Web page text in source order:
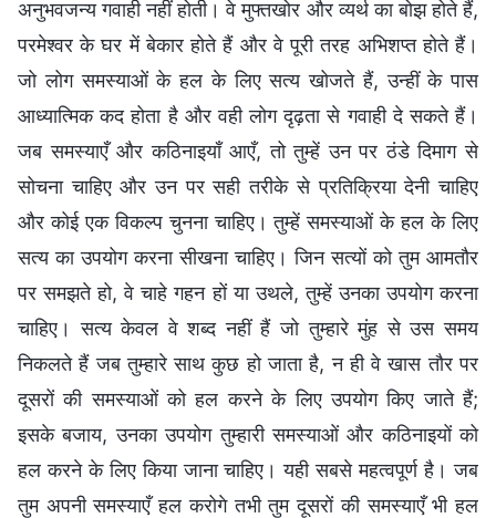
अनुभवजन्य गवाही नहीं होती। वे मुफ्तखोर और व्यर्थ का बोझ होते हैं,
परमेश्वर के घर में बेकार होते हैं और वे पूरी तरह अभिशप्त होते हैं।
जो लोग समस्याओं के हल के लिए सत्य खोजते हैं, उन्हीं के पास
आध्यात्मिक कद होता है और वही लोग दृढ़ता से गवाही दे सकते हैं।
जब समस्याएँ और कठिनाइयाँ आएँ, तो तुम्हें उन पर ठंडे दिमाग से
सोचना चाहिए और उन पर सही तरीके से प्रतिक्रिया देनी चाहिए
और कोई एक विकल्प चुनना चाहिए। तुम्हें समस्याओं के हल के लिए
सत्य का उपयोग करना सीखना चाहिए। जिन सत्यों को तुम आमतौर
पर समझते हो, वे चाहे गहन हों या उथले, तुम्हें उनका उपयोग करना
चाहिए। सत्य केवल वे शब्द नहीं हैं जो तुम्हारे मुंह से उस समय
निकलते हैं जब तुम्हारे साथ कुछ हो जाता है, न ही वे खास तौर पर
दूसरों की समस्याओं को हल करने के लिए उपयोग किए जाते हैं;
इसके बजाय, उनका उपयोग तुम्हारी समस्याओं और कठिनाइयों को
हल करने के लिए किया जाना चाहिए। यही सबसे महत्वपूर्ण है। जब
तुम अपनी समस्याएँ हल करोगे तभी तुम दूसरों की समस्याएँ भी हल